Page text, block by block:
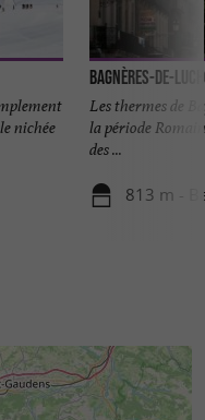
nichée
Bagnères-de-
Les thermes de
la période
des ...
813 m -